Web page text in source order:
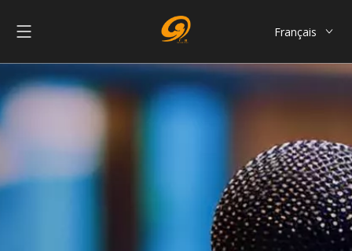
Français
العربية
Português
简体中文